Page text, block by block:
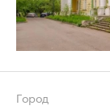
Город